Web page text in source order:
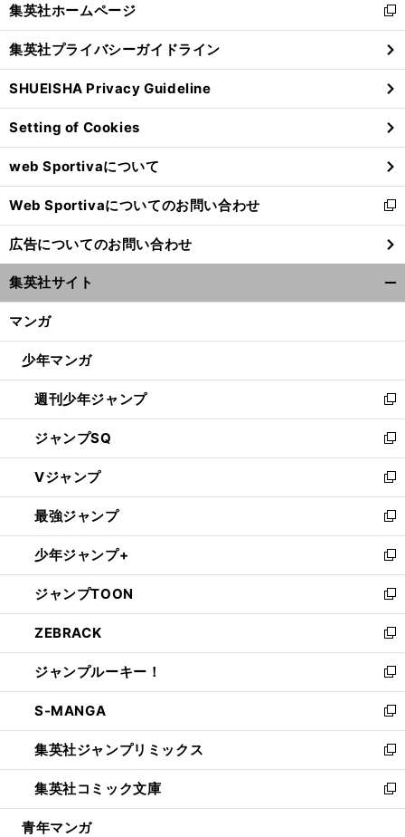
閉
る
集英社ホームページ
新
し
い
ウ
ィ
ン
ド
ウ
で
開
く
集英社プライバシーガイドライン
SHUEISHA Privacy Guideline
Setting of Cookies
web Sportivaについて
Web Sportivaについてのお問い合わせ
新
し
い
ウ
ィ
ン
ウ
開
く
広告についてのお問い合わせ
集英社サイト
マンガ
少年マンガ
週刊少年ジャンプ
新
し
い
ウ
ィ
ン
ド
ウ
で
開
く
ジャンプSQ
新
し
い
ウ
ィ
ン
ド
ウ
で
開
く
Vジャンプ
新
し
い
ウ
ィ
ン
ド
ウ
で
開
く
最強ジャンプ
新
し
い
ウ
ィ
ン
ド
ウ
で
開
く
少年ジャンプ+
新
し
い
ウ
ィ
ン
ド
ウ
で
開
く
ジャンプTOON
新
し
い
ウ
ィ
ン
ド
ウ
で
開
く
ZEBRACK
新
し
い
ウ
ィ
ン
ド
ウ
で
開
ジャンプルーキー！
新
し
い
ウ
ィ
ン
ド
ウ
S-MANGA
新
し
い
ウ
ィ
ン
集英社ジャンプリミックス
新
し
い
ウ
集英社コミック文庫
新
し
青年マンガ